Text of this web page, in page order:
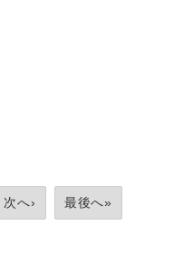
次へ› 最後へ»